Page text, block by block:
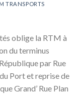
TRANSPORTS
oblige la RTM à
du terminus
par Rue
Port et reprise de
Grand’ Rue Plan